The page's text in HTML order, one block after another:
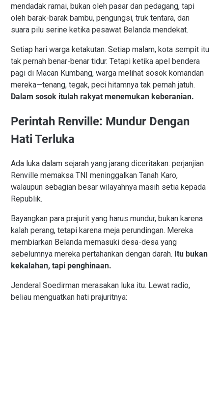
mendadak ramai, bukan oleh pasar dan pedagang, tapi
oleh barak-barak bambu, pengungsi, truk tentara, dan
suara pilu serine ketika pesawat Belanda mendekat.
Setiap hari warga ketakutan. Setiap malam, kota sempit itu
tak pernah benar-benar tidur. Tetapi ketika apel bendera
pagi di Macan Kumbang, warga melihat sosok komandan
mereka—tenang, tegak, peci hitamnya tak pernah jatuh.
Dalam sosok itulah rakyat menemukan keberanian.
Perintah Renville: Mundur Dengan
Hati Terluka
Ada luka dalam sejarah yang jarang diceritakan: perjanjian
Renville memaksa TNI meninggalkan Tanah Karo,
walaupun sebagian besar wilayahnya masih setia kepada
Republik.
Bayangkan para prajurit yang harus mundur, bukan karena
kalah perang, tetapi karena meja perundingan. Mereka
membiarkan Belanda memasuki desa-desa yang
sebelumnya mereka pertahankan dengan darah. Itu bukan
kekalahan, tapi penghinaan.
Jenderal Soedirman merasakan luka itu. Lewat radio,
beliau menguatkan hati prajuritnya: